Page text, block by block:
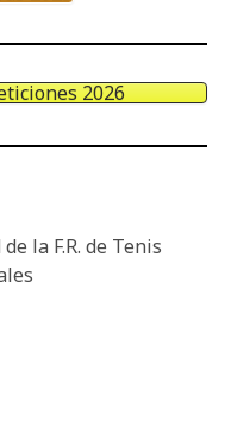
2026
la F.R. de Tenis